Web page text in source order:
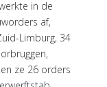
in de
af,
Limburg, 34
ze 26 orders